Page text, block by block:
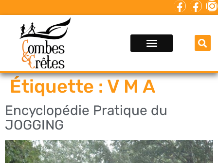
Étiquette : V M A
Encyclopédie Pratique du
JOGGING